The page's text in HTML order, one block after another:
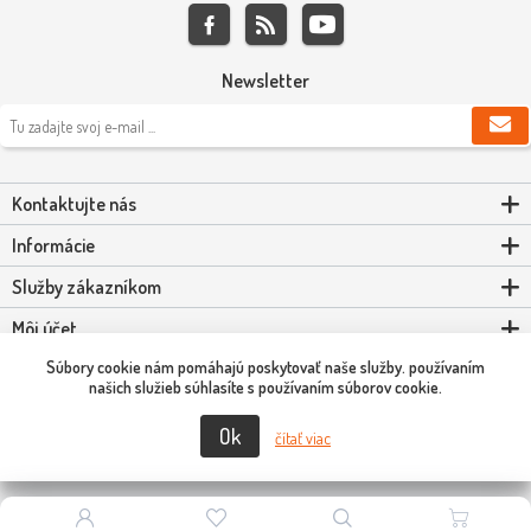
Newsletter
Kontaktujte nás
Informácie
Služby zákazníkom
Môj účet
Powered bynopCommerce
Copyright © 2026 Scooter-Tuning SK. Všetky práva vyhradené.
Súbory cookie nám pomáhajú poskytovať naše služby. používaním
našich služieb súhlasíte s používaním súborov cookie.
Ok čítať viac